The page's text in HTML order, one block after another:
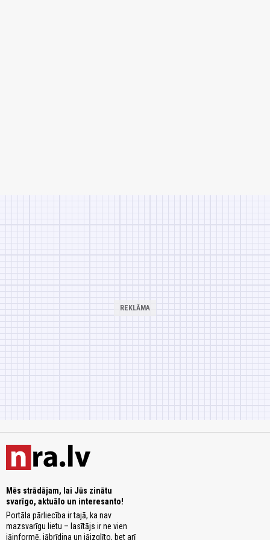
Mēs strādājam, lai Jūs zinātu
svarīgo, aktuālo un interesanto!
Portāla pārliecība ir tajā, ka nav
mazsvarīgu lietu – lasītājs ir ne vien
jāinformē, jābrīdina un jāizglīto, bet arī